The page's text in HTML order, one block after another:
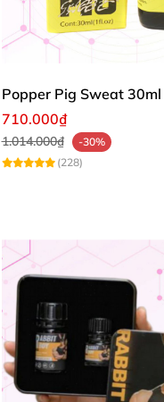
Popper Pig Sweat 30ml
710.000₫
1.014.000₫
-30%
(228)